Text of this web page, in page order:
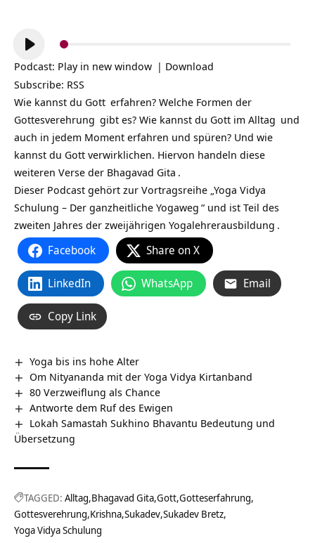
Audio-
Player
Podcast: Play in new window | Download
Subscribe: RSS
Wie kannst du Gott erfahren? Welche Formen der
Gottesverehrung gibt es? Wie kannst du Gott im Alltag und
auch in jedem Moment erfahren und spüren? Und wie
kannst du Gott verwirklichen. Hiervon handeln diese
weiteren Verse der Bhagavad Gita .
Dieser Podcast gehört zur Vortragsreihe „Yoga Vidya
Schulung – Der ganzheitliche Yogaweg “ und ist Teil des
zweiten Jahres der zweijährigen Yogalehrerausbildung .
Facebook Share on X
LinkedIn WhatsApp Email
Copy Link
Yoga bis ins hohe Alter
Om Nityananda mit der Yoga Vidya Kirtanband
80 Verzweiflung als Chance
Antworte dem Ruf des Ewigen
Lokah Samastah Sukhino Bhavantu Bedeutung und
Übersetzung
TAGGED: Alltag Bhagavad Gita Gott Gotteserfahrung
Gottesverehrung Krishna Sukadev Sukadev Bretz
Yoga Vidya Schulung